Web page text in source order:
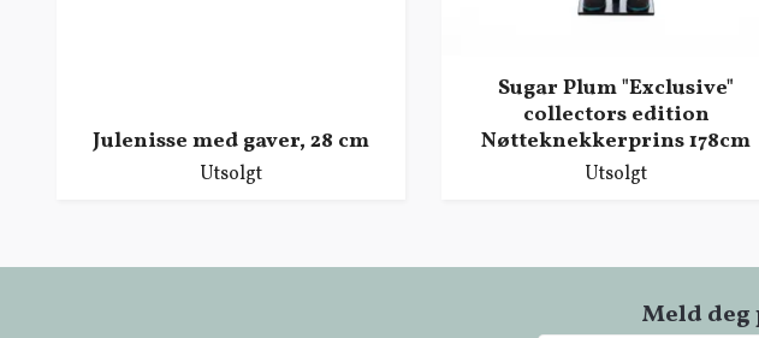
Julenisse med gaver, 28 cm
Utsolgt
Sugar Plum "Exclusive"
collectors edition
Nøtteknekkerprins 178cm
Utsolgt
Meld deg